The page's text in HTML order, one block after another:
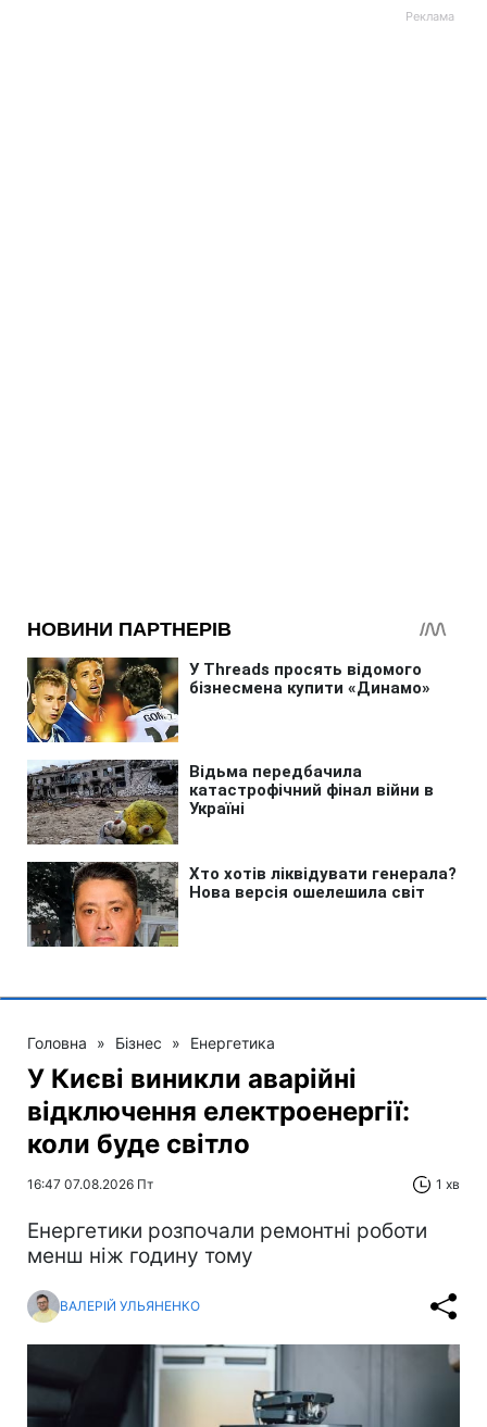
Головна » Бізнес » Енергетика
У Києві виникли аварійні
відключення електроенергії:
коли буде світло
16:47 07.08.2026 Пт 1 хв
Енергетики розпочали ремонтні роботи
менш ніж годину тому
ВАЛЕРІЙ УЛЬЯНЕНКО